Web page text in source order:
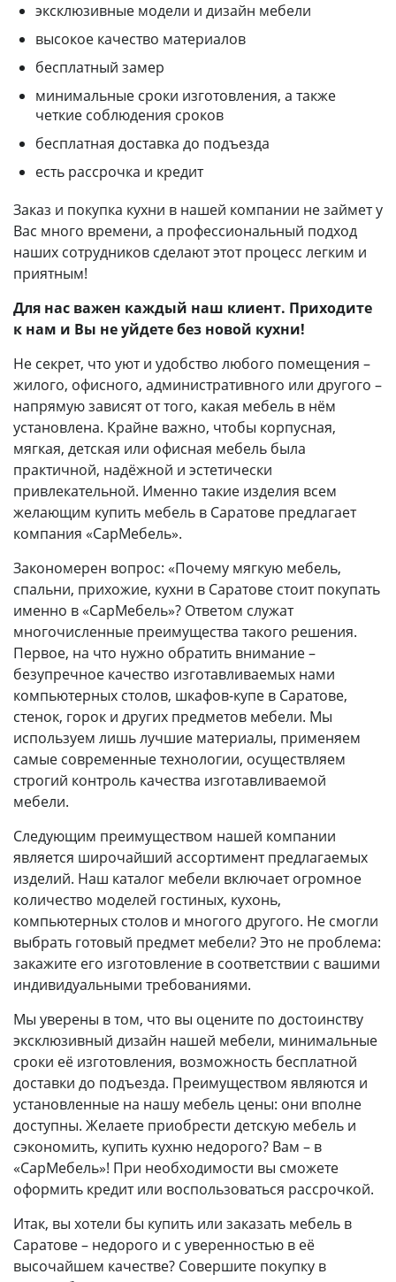
эксклюзивные модели и дизайн мебели
высокое качество материалов
бесплатный замер
минимальные сроки изготовления, а также
четкие соблюдения сроков
бесплатная доставка до подъезда
есть рассрочка и кредит
Заказ и покупка кухни в нашей компании не займет у
Вас много времени, а профессиональный подход
наших сотрудников сделают этот процесс легким и
приятным!
Для нас важен каждый наш клиент. Приходите
к нам и Вы не уйдете без новой кухни!
Не секрет, что уют и удобство любого помещения –
жилого, офисного, административного или другого –
напрямую зависят от того, какая мебель в нём
установлена. Крайне важно, чтобы корпусная,
мягкая, детская или офисная мебель была
практичной, надёжной и эстетически
привлекательной. Именно такие изделия всем
желающим купить мебель в Саратове предлагает
компания «СарМебель».
Закономерен вопрос: «Почему мягкую мебель,
спальни, прихожие, кухни в Саратове стоит покупать
именно в «СарМебель»? Ответом служат
многочисленные преимущества такого решения.
Первое, на что нужно обратить внимание –
безупречное качество изготавливаемых нами
компьютерных столов, шкафов-купе в Саратове,
стенок, горок и других предметов мебели. Мы
используем лишь лучшие материалы, применяем
самые современные технологии, осуществляем
строгий контроль качества изготавливаемой
мебели.
Следующим преимуществом нашей компании
является широчайший ассортимент предлагаемых
изделий. Наш каталог мебели включает огромное
количество моделей гостиных, кухонь,
компьютерных столов и многого другого. Не смогли
выбрать готовый предмет мебели? Это не проблема:
закажите его изготовление в соответствии с вашими
индивидуальными требованиями.
Мы уверены в том, что вы оцените по достоинству
эксклюзивный дизайн нашей мебели, минимальные
сроки её изготовления, возможность бесплатной
доставки до подъезда. Преимуществом являются и
установленные на нашу мебель цены: они вполне
доступны. Желаете приобрести детскую мебель и
сэкономить, купить кухню недорого? Вам – в
«СарМебель»! При необходимости вы сможете
оформить кредит или воспользоваться рассрочкой.
Итак, вы хотели бы купить или заказать мебель в
Саратове – недорого и с уверенностью в её
высочайшем качестве? Совершите покупку в